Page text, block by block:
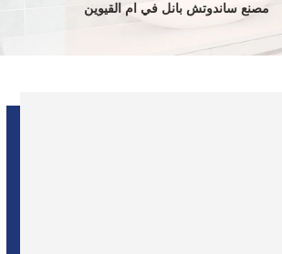
مصنع ساندوتش بانل في ام القيوين